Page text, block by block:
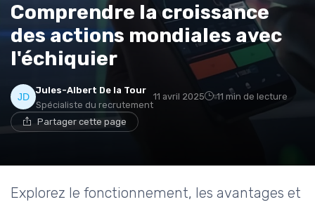
Comprendre la croissance
des actions mondiales avec
l'échiquier
Jules-Albert De la Tour
Spécialiste du recrutement
11 avril 2025 11 min de lecture
Partager cette page
Explorez le fonctionnement, les avantages et